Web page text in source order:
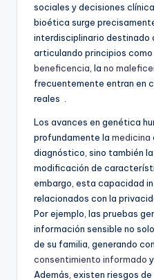
sociales y decisiones
bioética surge
interdisciplinario destinado
articulando principios como
beneficencia , la no
frecuentemente entran en
reales .
Los avances en genética
profundamente la medicina
diagnóstico, sino también
modificación de
embargo, esta capacidad
relacionados con la
Por ejemplo, las pruebas
información sensible no
de su familia, generando
consentimiento informado
Además, existen riesgos